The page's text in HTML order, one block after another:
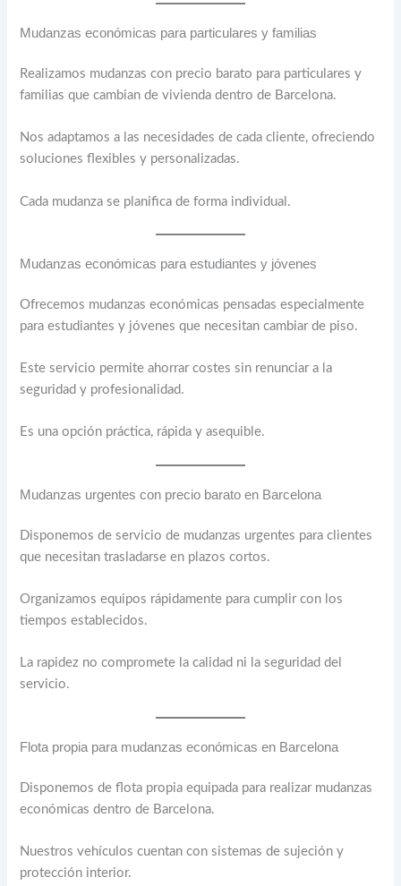
Mudanzas económicas para particulares y familias
Realizamos mudanzas con precio barato para particulares y
familias que cambian de vivienda dentro de Barcelona.
Nos adaptamos a las necesidades de cada cliente, ofreciendo
soluciones flexibles y personalizadas.
Cada mudanza se planifica de forma individual.
Mudanzas económicas para estudiantes y jóvenes
Ofrecemos mudanzas económicas pensadas especialmente
para estudiantes y jóvenes que necesitan cambiar de piso.
Este servicio permite ahorrar costes sin renunciar a la
seguridad y profesionalidad.
Es una opción práctica, rápida y asequible.
Mudanzas urgentes con precio barato en Barcelona
Disponemos de servicio de mudanzas urgentes para clientes
que necesitan trasladarse en plazos cortos.
Organizamos equipos rápidamente para cumplir con los
tiempos establecidos.
La rapidez no compromete la calidad ni la seguridad del
servicio.
Flota propia para mudanzas económicas en Barcelona
Disponemos de flota propia equipada para realizar mudanzas
económicas dentro de Barcelona.
Nuestros vehículos cuentan con sistemas de sujeción y
protección interior.